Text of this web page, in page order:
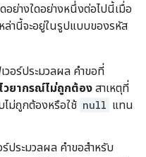
ย่างใดอย่างหนึ่งต่อไปนี้เมื่อ
ล่านี้จะอยู่ในรูปแบบของรหัส
วอร์ประมวลผล คำขอที่
วยากรณ์ไม่ถูกต้อง สาเหตุที่
ม่ถูกต้องหรือใช้ null แทน
ร์ประมวลผล คำขอสำหรับ